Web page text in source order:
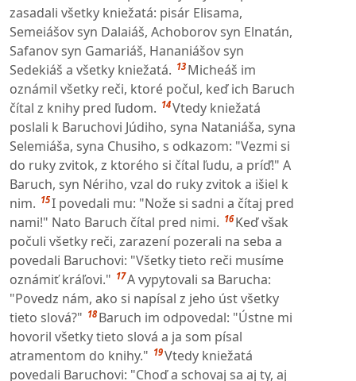
zasadali všetky kniežatá: pisár Elisama,
Semeiášov syn Dalaiáš, Achoborov syn Elnatán,
Safanov syn Gamariáš, Hananiášov syn
Sedekiáš a všetky kniežatá. 13 Micheáš im
oznámil všetky reči, ktoré počul, keď ich Baruch
čítal z knihy pred ľudom. 14Vtedy kniežatá
poslali k Baruchovi Júdiho, syna Nataniáša, syna
Selemiáša, syna Chusiho, s odkazom: "Vezmi si
do ruky zvitok, z ktorého si čítal ľudu, a príď!" A
Baruch, syn Nériho, vzal do ruky zvitok a išiel k
nim. 15I povedali mu: "Nože si sadni a čítaj pred
nami!" Nato Baruch čítal pred nimi. 16 Keď však
počuli všetky reči, zarazení pozerali na seba a
povedali Baruchovi: "Všetky tieto reči musíme
oznámiť kráľovi." 17A vypytovali sa Barucha:
"Povedz nám, ako si napísal z jeho úst všetky
tieto slová?" 18 Baruch im odpovedal: "Ústne mi
hovoril všetky tieto slová a ja som písal
atramentom do knihy." 19Vtedy kniežatá
povedali Baruchovi: "Choď a schovaj sa aj ty, aj